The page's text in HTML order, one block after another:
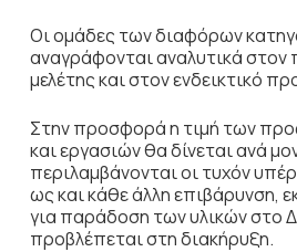
Οι ομάδες των διαφόρων
αναγράφονται αναλυτικά
μελέτης και στον ενδεικτικό
Στην προσφορά η τιμή των
και εργασιών θα δίνεται ανά
περιλαμβάνονται οι τυχόν
ως και κάθε άλλη επιβάρυνση,
για παράδοση των υλικών στο
προβλέπεται στη διακήρυξη.